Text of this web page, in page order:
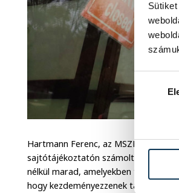
Hartmann Ferenc, az MSZP-LMP-
sajtótájékoztatón számolt be arról,
nélkül marad, amelyekben több mint
hogy kezdeményezzenek